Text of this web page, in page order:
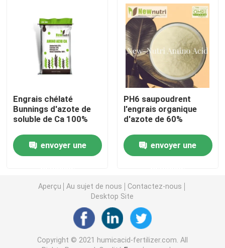
Poudre acide de Fulvic
Acide humique de sodium
Poudre composée d'acide aminé
Engrais d'acide humique
Potassium Fulvic acide
Engrais d'acide aminé
Poudre soluble d'acide humique
Engrais chélaté
Bunnings d'azote de
soluble de Ca 100%
envoyer une
PH6 saupoudrent
l'engrais organique
d'azote de 60%
envoyer une
Aperçu Au sujet de nous
Contactez-nous
Desktop Site
Copyright © 2021 humicacid-fertilizer.com. All